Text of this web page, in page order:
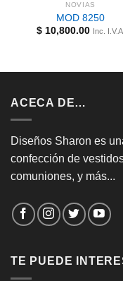
NOVIAS
MOD 8250
$10,800.00 Inc. I.V.A.
ACECA DE…
Diseños Sharon es
confección de
comuniones, y más...
TE PUEDE